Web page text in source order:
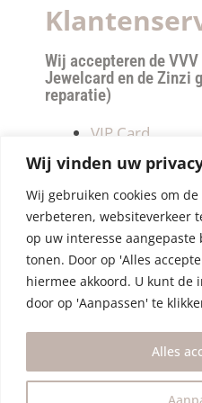
Wij vinden uw
Wij gebruiken cookies om
verbeteren, websiteverkeer
op uw interesse
tonen. Door op 'Alles
hiermee akkoord. U kunt de
door op 'Aanpassen' te
Alles
Wij accepteren de
Jewelcard en de Zinzi
reparatie)
VIP Card
Retourneren
Betalen &
Privacy Policy
Algemene